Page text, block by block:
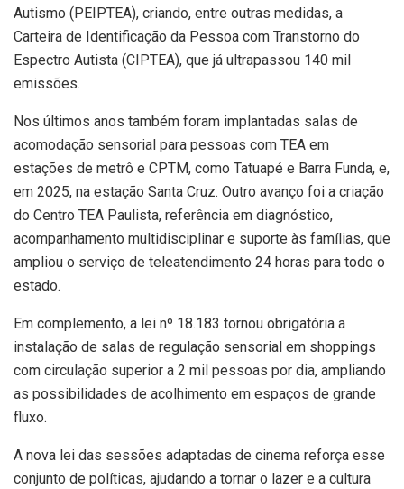
Autismo (PEIPTEA), criando, entre outras medidas, a
Carteira de Identificação da Pessoa com Transtorno do
Espectro Autista (CIPTEA), que já ultrapassou 140 mil
emissões.
Nos últimos anos também foram implantadas salas de
acomodação sensorial para pessoas com TEA em
estações de metrô e CPTM, como Tatuapé e Barra Funda, e,
em 2025, na estação Santa Cruz. Outro avanço foi a criação
do Centro TEA Paulista, referência em diagnóstico,
acompanhamento multidisciplinar e suporte às famílias, que
ampliou o serviço de teleatendimento 24 horas para todo o
estado.
Em complemento, a lei nº 18.183 tornou obrigatória a
instalação de salas de regulação sensorial em shoppings
com circulação superior a 2 mil pessoas por dia, ampliando
as possibilidades de acolhimento em espaços de grande
fluxo.
A nova lei das sessões adaptadas de cinema reforça esse
conjunto de políticas, ajudando a tornar o lazer e a cultura